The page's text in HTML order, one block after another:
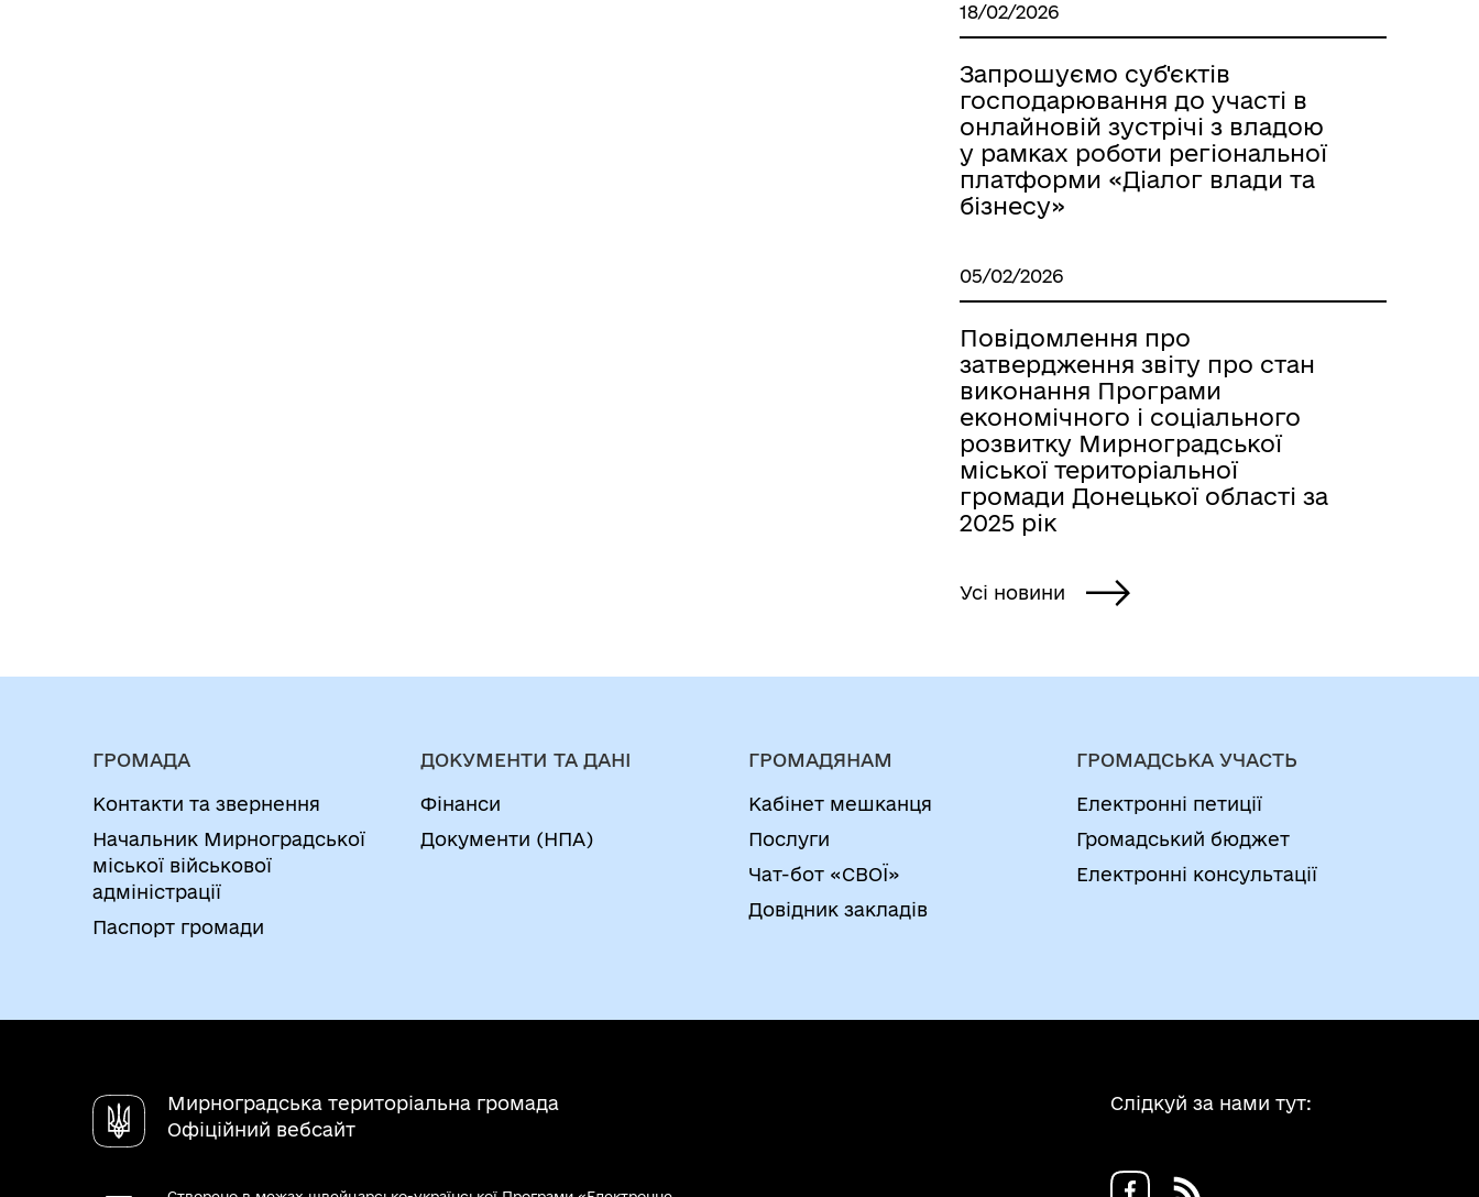
18/02/2026
Запрошуємо суб'єктів
господарювання до участі в
онлайновій зустрічі з владою
у рамках роботи регіональної
платформи «Діалог влади та
бізнесу»
05/02/2026
Повідомлення про
затвердження звіту про стан
виконання Програми
економічного і соціального
розвитку Мирноградської
міської територіальної
громади Донецької області за
2025 рік
Усі новини
ГРОМАДА
Контакти та звернення
Начальник Мирноградської
міської військової
адміністрації
Паспорт громади
ДОКУМЕНТИ ТА ДАНІ
Фінанси
Документи (НПА)
ГРОМАДЯНАМ
Кабінет мешканця
Послуги
Чат-бот «СВОЇ»
Довідник закладів
ГРОМАДСЬКА УЧАСТЬ
Електронні петиції
Громадський бюджет
Електронні консультації
Мирноградська територіальна громада
Офіційний вебсайт
Слідкуй за нами тут: